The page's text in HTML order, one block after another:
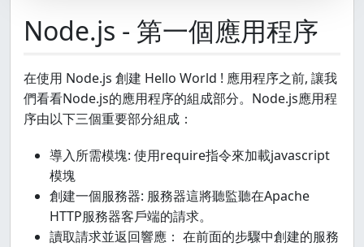
Node.js - 第一個應用程序
在使用 Node.js 創建 Hello World ! 應用程序之前, 讓我
們看看Node.js的應用程序的組成部分。Node.js應用程
序由以下三個重要部分組成：
導入所需模塊: 使用require指令來加載javascript
模塊
創建一個服務器: 服務器這將聽監聽在Apache
HTTP服務器客戶端的請求。
讀取請求並返回響應： 在前面的步驟中創建的服務